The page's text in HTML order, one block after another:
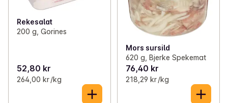
Rekesalat
200 g, Gorines
52,80 kr
264,00 kr /kg
Mors sursild
620 g, Bjerke Spekemat
76,40 kr
218,29 kr /kg